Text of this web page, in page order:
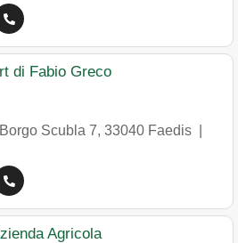
di Fabio Greco
Borgo Scubla 7, 33040 Faedis
Agricola